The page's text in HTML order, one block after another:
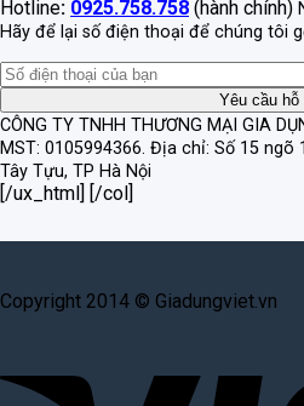
Hotline: 0925.758.758 (hành chính)
Hãy để lại số điện thoại để chúng tôi
CÔNG TY TNHH THƯƠNG MẠI GIA
MST: 0105994366. Địa chỉ: Số 15 ngõ
Tây Tựu, TP Hà Nội
[/ux_html] [/col]
Copyright 2014 © Giadungviet.vn